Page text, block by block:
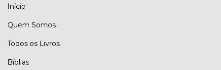
Início
Quem Somos
Todos os Livros
Bíblias